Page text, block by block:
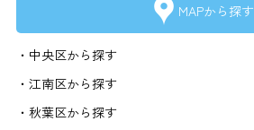
MAPから探す
・中央区から探す
・江南区から探す
・秋葉区から探す